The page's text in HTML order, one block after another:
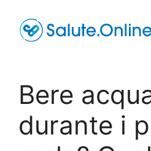
contenuto
Bere
durante i